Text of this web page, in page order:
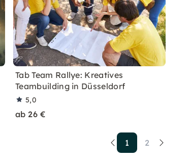
Tab Team Rallye: Kreatives
Teambuilding in Düsseldorf
5,0
ab 26 €
1 2